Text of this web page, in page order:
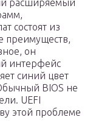
расширяемый
состоят из
преимуществ,
он
интерфейс
синий цвет
BIOS не
UEFI
этой проблеме